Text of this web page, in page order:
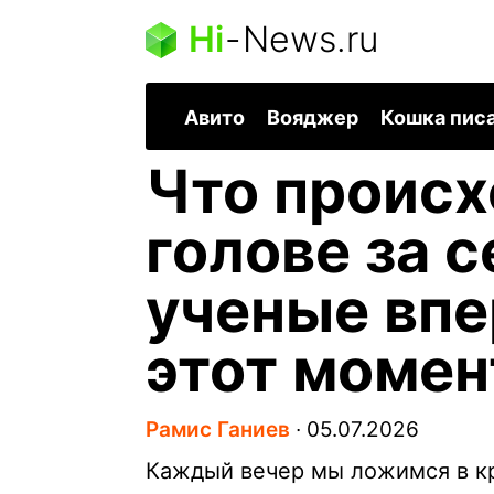
Hi-News.ru
Авито Вояджер Кошка
Что
голове за
ученые
этот
Рамис Ганиев ∙ 05.07.2026
Каждый вечер мы ложимся в